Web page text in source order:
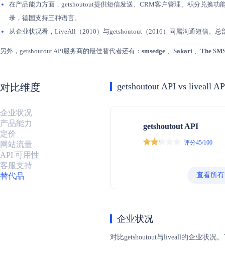
在产品能力方面，getshoutout提供短信发送、CRM客户管理、积分兑换
录，德国支持三种语言。
从企业状况看，LiveAll（2010）与getshoutout（2016）同属沟通短信。
另外，getshoutout API服务商的最佳替代者还有： smsedge 、 Sakari 、 The
对比维度
企业状况
产品能力
定价
网站流量
API 可用性
客服支持
替代品
getshoutout API vs liveall
getshoutout API
评分45/100
查看所
企业状况
对比getshoutout与liveall的企业状况